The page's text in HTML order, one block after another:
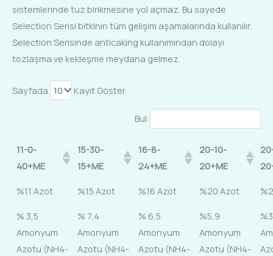
sistemlerinde tuz birikmesine yol açmaz. Bu sayede
Selection Serisi bitkinin tüm gelişim aşamalarında kullanılır.
Selection Serisinde anticaking kullanımından dolayı
tozlaşma ve kekleşme meydana gelmez.
Sayfada Kayıt Göster
Bul:
11-0-
40+ME
15-30-
15+ME
16-8-
24+ME
20-10-
20+ME
%11 Azot %15 Azot %16 Azot %20 Azot
% 3,5
Amonyum
Azotu (NH4-
% 7,4
Amonyum
Azotu (NH4-
% 6,5
Amonyum
Azotu (NH4-
%5,9
Amonyum
Azotu (NH4-